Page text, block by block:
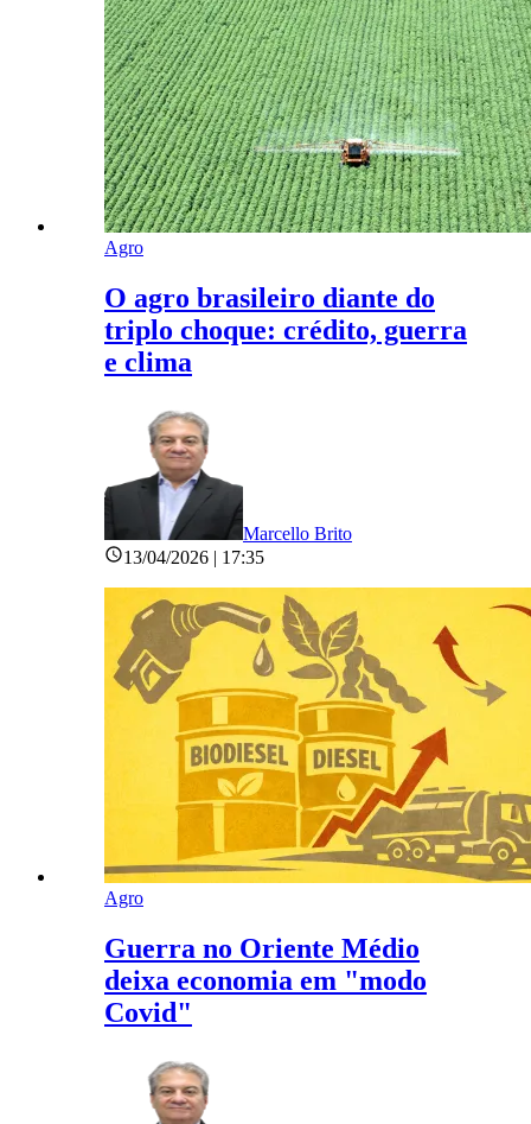
Agro
O agro brasileiro diante do
triplo choque: crédito, guerra
e clima
Marcello Brito
13/04/2026 | 17:35
Agro
Guerra no Oriente Médio
deixa economia em "modo
Covid"